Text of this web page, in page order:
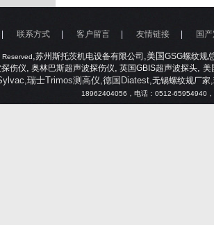
Reserved,苏州斯托茨机电设备有限公司 ,美国GSG螺纹规
伤仪, 奥林巴斯超声波探伤仪, 英国GBIS超声波探头,美
瑞士Trimos测高仪,德国Diatest,无锡螺纹规厂家,
18962404056 ，电话： 0512-65954940
联系方式 客户留言 友情链接 国